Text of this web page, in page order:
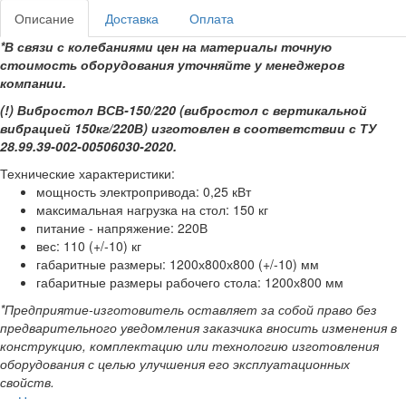
Описание
Доставка
Оплата
*В связи с колебаниями цен на материалы точную
стоимость оборудования уточняйте у менеджеров
компании.
(!) Вибростол ВСВ-150/220 (вибростол с вертикальной
вибрацией 150кг/220В) изготовлен в соответствии с ТУ
28.99.39-002-00506030-2020.
Технические характеристики:
мощность электропривода: 0,25 кВт
максимальная нагрузка на стол: 150 кг
питание - напряжение: 220В
вес: 110 (+/-10) кг
габаритные размеры: 1200х800х800 (+/-10) мм
габаритные размеры рабочего стола: 1200х800 мм
*Предприятие-изготовитель оставляет за собой право без
предварительного уведомления заказчика вносить изменения в
конструкцию, комплектацию или технологию изготовления
оборудования с целью улучшения его эксплуатационных
свойств.